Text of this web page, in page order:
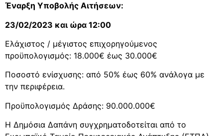
Έναρξη Υποβολής Αιτήσεων:
23/02/2023 και ώρα 12:00
Ελάχιστος / μέγιστος επιχορηγούμενος
προϋπολογισμός: 18.000€ έως 30.000€
Ποσοστό ενίσχυσης: από 50% έως 60% ανάλογα με
την περιφέρεια.
Προϋπολογισμός Δράσης: 90.000.000€
Η Δημόσια Δαπάνη συγχρηματοδοτείται από το